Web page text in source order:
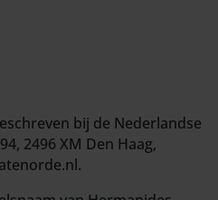
bij de Nederlandse
2496 XM Den Haag,